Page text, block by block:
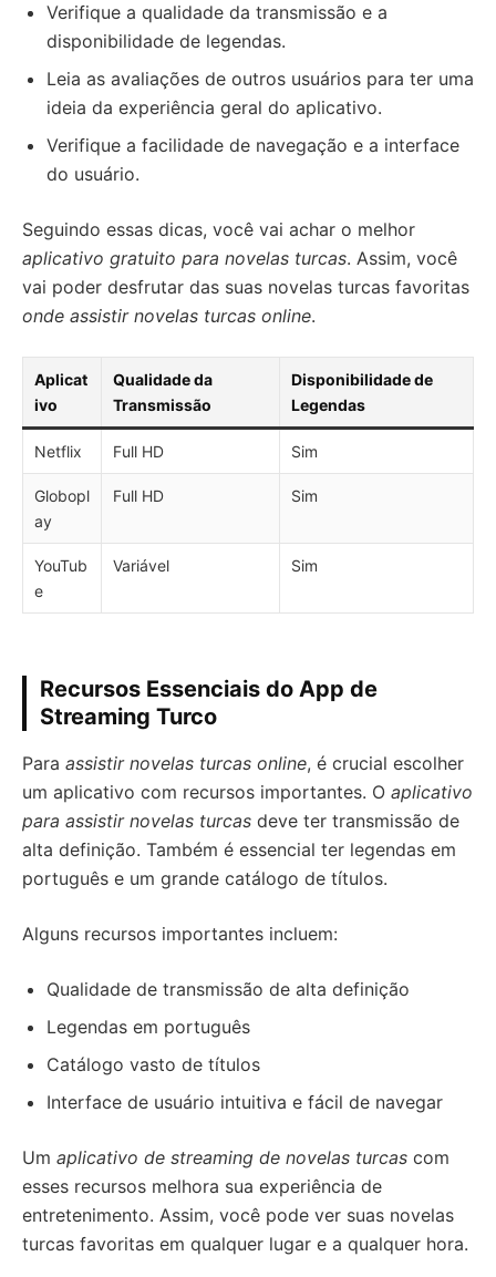
Verifique a qualidade da transmissão e a
disponibilidade de legendas.
Leia as avaliações de outros usuários para ter uma
ideia da experiência geral do aplicativo.
Verifique a facilidade de navegação e a interface
do usuário.
Seguindo essas dicas, você vai achar o melhor
aplicativo gratuito para novelas turcas. Assim, você
vai poder desfrutar das suas novelas turcas favoritas
onde assistir novelas turcas online.
Aplicat
ivo
Qualidade da
Transmissão
Disponibilidade de
Legendas
Netflix Full HD Sim
Globopl
ay
Full HD Sim
YouTub
e
Variável Sim
Recursos Essenciais do App de
Streaming Turco
Para assistir novelas turcas online, é crucial escolher
um aplicativo com recursos importantes. O aplicativo
para assistir novelas turcas deve ter transmissão de
alta definição. Também é essencial ter legendas em
português e um grande catálogo de títulos.
Alguns recursos importantes incluem:
Qualidade de transmissão de alta definição
Legendas em português
Catálogo vasto de títulos
Interface de usuário intuitiva e fácil de navegar
Um aplicativo de streaming de novelas turcas com
esses recursos melhora sua experiência de
entretenimento. Assim, você pode ver suas novelas
turcas favoritas em qualquer lugar e a qualquer hora.